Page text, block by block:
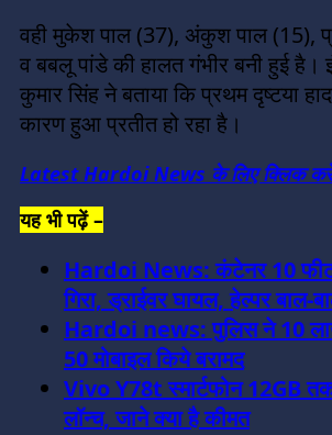
वही मुकेश पाल (37), अंकुश पाल (15),
व बबलू पांडे की हालत गंभीर बनी हुई
कुमार सिंह ने बताया कि प्रथम दृष्टया
कारण हुआ प्रतीत हो रहा है।
LatestHardoiNews के लिए क्लिक
यह भी पढ़ें –
Hardoi News: कंटेनर 10 फीट
गिरा, ड्राईवर घायल, हेल्पर बाल-
Hardoi news: पुलिस ने 10
50 मोबाइल किये बरामद
Vivo Y78t स्‍मार्टफोन 12GB
लॉन्‍च, जाने क्या है कीमत